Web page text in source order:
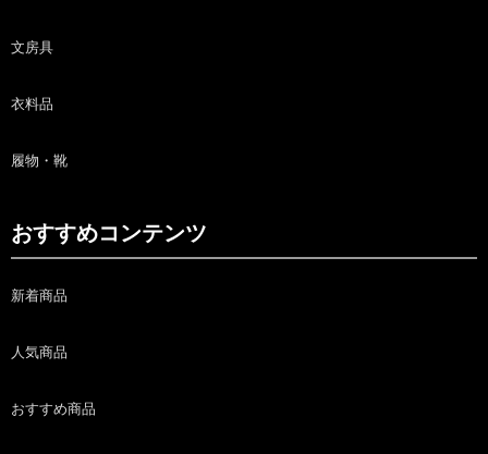
文房具
衣料品
履物・靴
おすすめコンテンツ
新着商品
人気商品
おすすめ商品